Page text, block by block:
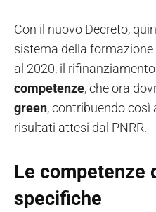
Con il nuovo Decreto,
sistema della
al 2020, il
competenze, che ora
green, contribuendo così
risultati attesi dal PNRR.
Le competenze
specifiche